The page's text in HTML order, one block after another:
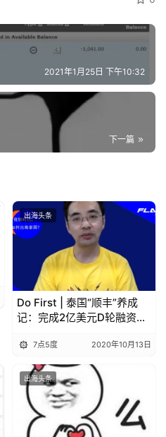
2021年1月25日 下午10:32
下一篇
出海头条
Do First | 泰国“顺丰”养成
记：完成2亿美元D轮融资，
7点5度 2020年10月13日
出海头条